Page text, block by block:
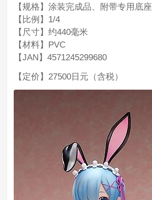
【规格】涂装完成品、附带专用底座
【比例】1/4
【尺寸】约440毫米
【材料】PVC
【JAN】4571245299680
【定价】27500日元（含税）